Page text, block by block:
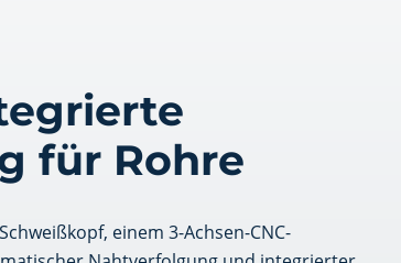
für Rohre
einem 3-Achsen-CNC-